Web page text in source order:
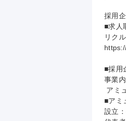
採用
■求人
リク
■採用
事業
■アミ
設立